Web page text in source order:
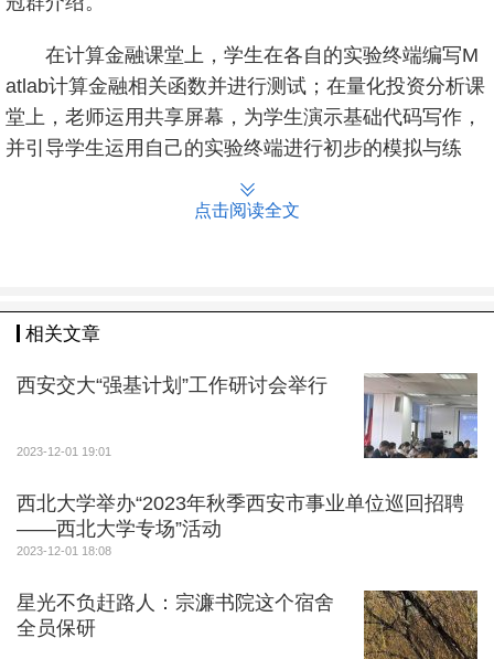
在计算金融课堂上，学生在各自的实验终端编写M
atlab计算金融相关函数并进行测试；在量化投资分析课
堂上，老师运用共享屏幕，为学生演示基础代码写作，
并引导学生运用自己的实验终端进行初步的模拟与练
叹，“亲身感受过后，我愈发认同经济学开展实验课的必
目前，除金融科技实验室外，西安电子科技大学经
济管理实验教学示范中心还建设了大数据智能分析与应
室、企业虚拟仿真实验室和数字化商业创新实践工程坊
等，让学生在掌握理论知识的同时动手实践，在实操中
理解掌握、活学活用。
在大数据智能分析与应用协同创新实验室，学生在
老师的指导下以真实的软件为参考，围绕舆情分析和开
点击阅读全文
相关文章
西安交大“强基计划”工作研讨会举行
2023-12-01 19:01
西北大学举办“2023年秋季西安市事业单位巡回招聘
——西北大学专场”活动
2023-12-01 18:08
星光不负赶路人：宗濂书院这个宿舍
全员保研